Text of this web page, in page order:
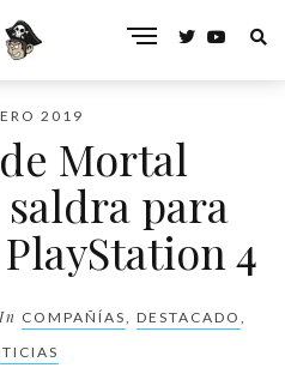
2019
Mortal
saldra para
4
In COMPAÑÍAS, DESTACADO ,